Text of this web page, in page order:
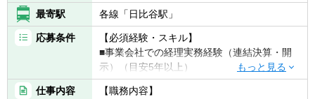
最寄駅 各線「日比谷駅」
応募条件
【必須経験・スキル】
■事業会社での経理実務経験（連結決算・開
示）（目安5年以上）
■英語力（初級レベル以上）
仕事内容
【職務内容】